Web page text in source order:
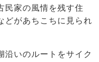
民家の風情を残す住
どがあちこちに見られ
沿いのルートをサイク